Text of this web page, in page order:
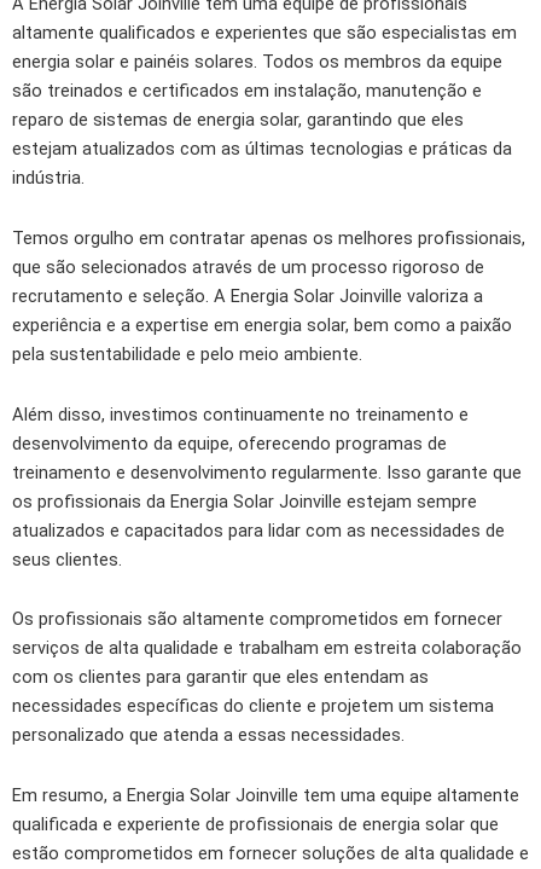
altamente qualificados e experientes que são especialistas em
energia solar e painéis solares. Todos os membros da equipe
são treinados e certificados em instalação, manutenção e
reparo de sistemas de energia solar, garantindo que eles
estejam atualizados com as últimas tecnologias e práticas da
indústria.
Temos orgulho em contratar apenas os melhores profissionais,
que são selecionados através de um processo rigoroso de
recrutamento e seleção. A Energia Solar Joinville valoriza a
experiência e a expertise em energia solar, bem como a paixão
pela sustentabilidade e pelo meio ambiente.
Além disso, investimos continuamente no treinamento e
desenvolvimento da equipe, oferecendo programas de
treinamento e desenvolvimento regularmente. Isso garante que
os profissionais da Energia Solar Joinville estejam sempre
atualizados e capacitados para lidar com as necessidades de
seus clientes.
Os profissionais são altamente comprometidos em fornecer
serviços de alta qualidade e trabalham em estreita colaboração
com os clientes para garantir que eles entendam as
necessidades específicas do cliente e projetem um sistema
personalizado que atenda a essas necessidades.
Em resumo, a Energia Solar Joinville tem uma equipe altamente
qualificada e experiente de profissionais de energia solar que
estão comprometidos em fornecer soluções de alta qualidade e